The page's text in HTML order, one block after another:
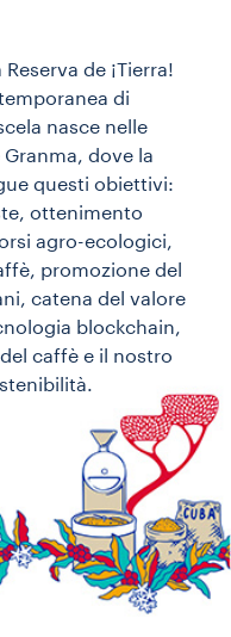
de ¡Tierra!
di
nasce nelle
dove la
questi obiettivi:
ottenimento
agro-ecologici,
promozione del
catena del valore
blockchain,
caffè e il nostro